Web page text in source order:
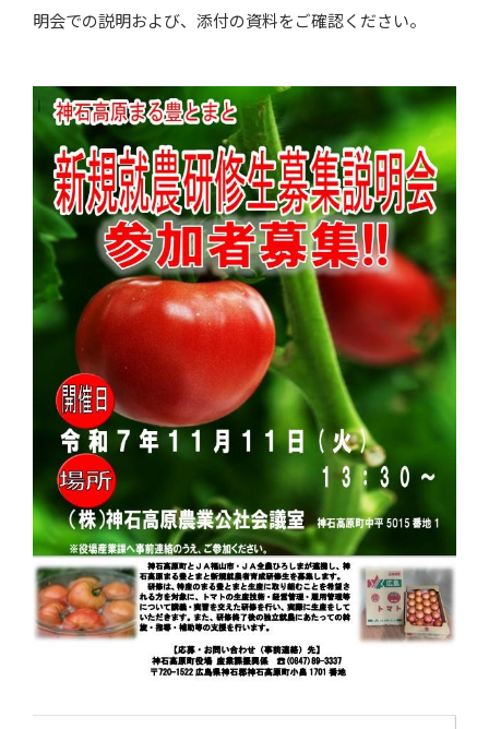
明会での説明および、添付の資料をご確認ください。